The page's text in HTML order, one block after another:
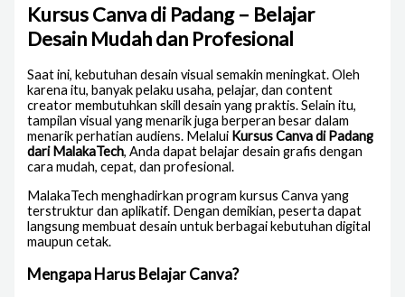
Kursus Canva di Padang – Belajar
Desain Mudah dan Profesional
Saat ini, kebutuhan desain visual semakin meningkat. Oleh
karena itu, banyak pelaku usaha, pelajar, dan content
creator membutuhkan skill desain yang praktis. Selain itu,
tampilan visual yang menarik juga berperan besar dalam
menarik perhatian audiens. Melalui Kursus Canva di Padang
dari MalakaTech, Anda dapat belajar desain grafis dengan
cara mudah, cepat, dan profesional.
MalakaTech menghadirkan program kursus Canva yang
terstruktur dan aplikatif. Dengan demikian, peserta dapat
langsung membuat desain untuk berbagai kebutuhan digital
maupun cetak.
Mengapa Harus Belajar Canva?